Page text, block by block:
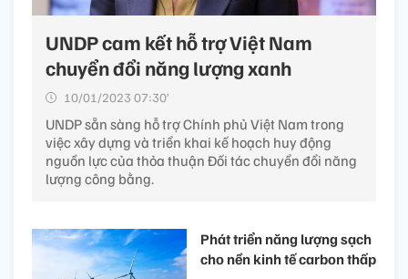
UNDP cam kết hỗ trợ Việt Nam
chuyển đổi năng lượng xanh
10/01/2023 07:30’
UNDP sẵn sàng hỗ trợ Chính phủ Việt Nam trong
việc xây dựng và triển khai kế hoạch huy động
nguồn lực của thỏa thuận Đối tác chuyển đổi năng
lượng công bằng.
Phát triển năng lượng sạch
cho nền kinh tế carbon thấp